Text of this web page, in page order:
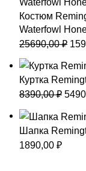
Костюм
Waterfowl
25690,00₽
Куртка
8390,00₽
Шапка
1890,00 ₽